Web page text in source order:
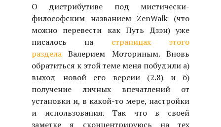
О дистрибутиве под мистически-
философским названием ZenWalk (что
можно перевести как Путь Дзэн) уже
писалось на страницах этого
раздела Валерием Моториным. Вновь
обратиться к этой теме меня побудили а)
выход новой его версии (2.8) и б)
получение личных впечатлений от
установки и, в какой-то мере, настройки
и использования. Так что в своей
заметке я сконцентрируюсь на тех